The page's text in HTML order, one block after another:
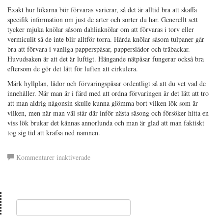
Exakt hur lökarna bör förvaras varierar, så det är alltid bra att skaffa
specifik information om just de arter och sorter du har. Generellt sett
tycker mjuka knölar såsom dahliaknölar om att förvaras i torv eller
vermiculit så de inte blir alltför torra. Hårda knölar såsom tulpaner går
bra att förvara i vanliga papperspåsar, papperslådor och träbackar.
Huvudsaken är att det är luftigt. Hängande nätpåsar fungerar också bra
eftersom de gör det lätt för luften att cirkulera.
Märk hyllplan, lådor och förvaringspåsar ordentligt så att du vet vad de
innehåller. När man är i färd med att ordna förvaringen är det lätt att tro
att man aldrig någonsin skulle kunna glömma bort vilken lök som är
vilken, men när man väl står där inför nästa säsong och försöker hitta en
viss lök brukar det kännas annorlunda och man är glad att man faktiskt
tog sig tid att krafsa ned namnen.
Kommentarer inaktiveradeför